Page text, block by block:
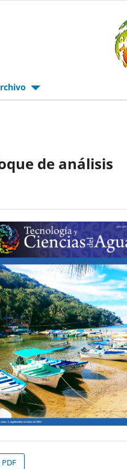
de análisis
PDF